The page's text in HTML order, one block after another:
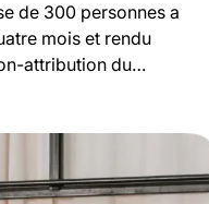
de 300 personnes a
mois et rendu
attribution du